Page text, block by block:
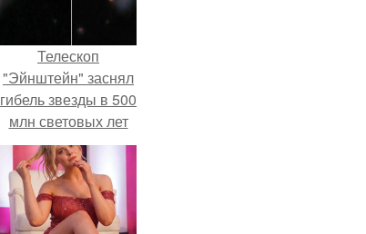
Телескоп
"Эйнштейн" заснял
гибель звезды в 500
млн световых лет
от земли.